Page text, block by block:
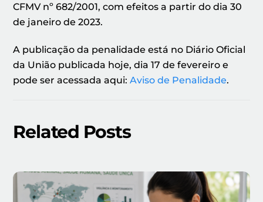
CFMV nº 682/2001, com efeitos a partir do dia 30
de janeiro de 2023.
A publicação da penalidade está no Diário Oficial
da União publicada hoje, dia 17 de fevereiro e
pode ser acessada aqui:Aviso de Penalidade.
Related Posts